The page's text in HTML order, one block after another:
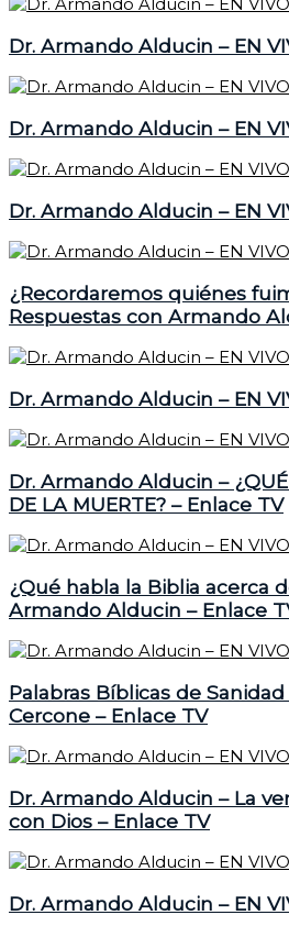
Dr. Armando Alducin – EN
Dr. Armando Alducin – EN
Dr. Armando Alducin – EN
¿Recordaremos quiénes
Respuestas con Armando
Dr. Armando Alducin – EN
Dr. Armando Alducin – ¿QUÉ
DE LA MUERTE? – Enlace TV
¿Qué habla la Biblia acerca
Armando Alducin – Enlace
Palabras Bíblicas de
Cercone – Enlace TV
Dr. Armando Alducin – La
con Dios – Enlace TV
Dr. Armando Alducin – EN